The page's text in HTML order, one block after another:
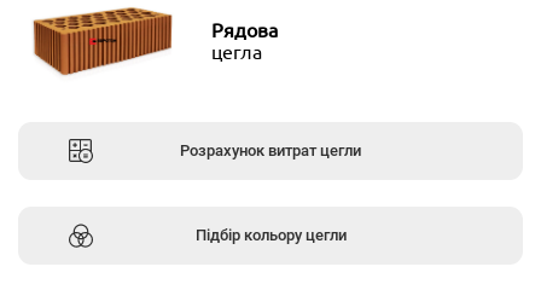
Рядова
цегла
Розрахунок витрат цегли
Підбір кольору цегли